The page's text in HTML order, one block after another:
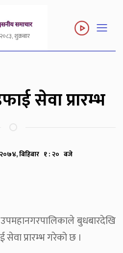
शुक्रबार
सेवा प्रारम्भ
बिहिबार १ : २० बजे
बुधबारदेखि
सेवा प्रारम्भ गरेको छ ।